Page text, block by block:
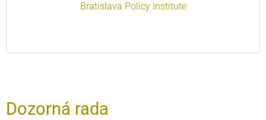
Bratislava Policy Institute
Dozorná rada